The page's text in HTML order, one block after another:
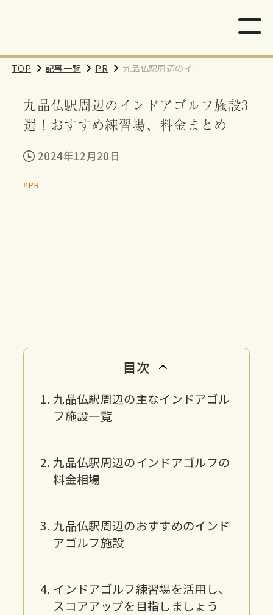
TOP 記事一覧 PR
九品仏駅周辺のイン
おすすめ練習場、料
金まとめ
九品仏駅周辺のインドアゴルフ施設3
選！おすすめ練習場、料金まとめ
2024年12月20日
#PR
目次
九品仏駅周辺の主なインドアゴル
フ施設一覧
九品仏駅周辺のインドアゴルフの
料金相場
九品仏駅周辺のおすすめのインド
アゴルフ施設
インドアゴルフ練習場を活用し、
スコアアップを目指しましょう